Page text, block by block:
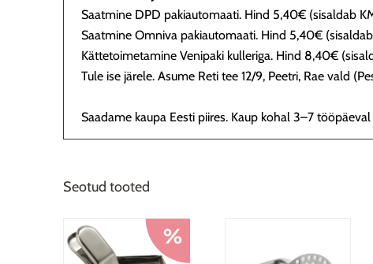
Saatmine DPD pakiautomaati. Hind 5,40€ (sisaldab
Saatmine Omniva pakiautomaati. Hind 5,40€
Kättetoimetamine Venipaki kulleriga. Hind 8,40€
Tule ise järele. Asume Reti tee 12/9, Peetri, Rae vald
Saadame kaupa Eesti piires. Kaup kohal 3–7
Seotud tooted